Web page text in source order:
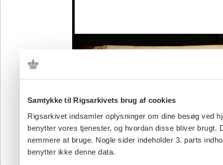
Samtykke til Rigsarkivets brug af cookies
Rigsarkivet indsamler oplysninger om dine besøg ved
benytter vores tjenester, og hvordan disse bliver
nemmere at bruge. Nogle sider indeholder 3. parts
benytter ikke denne data.